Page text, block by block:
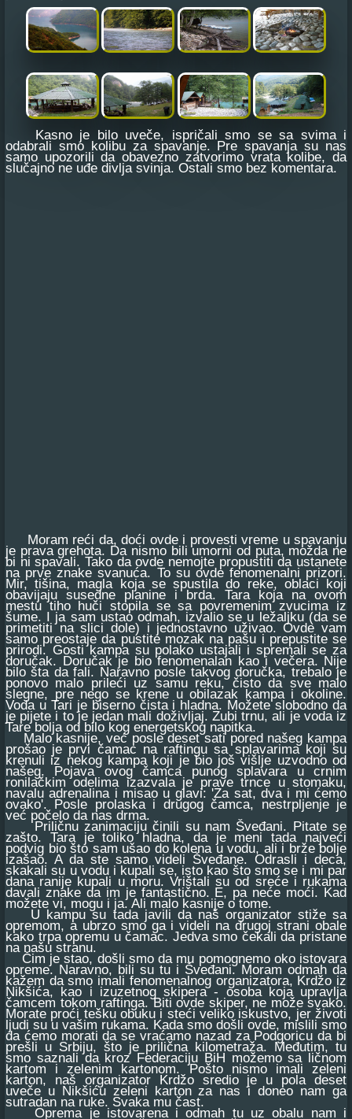
Kasno je bilo uveče, ispričali smo se sa svima i
odabrali smo kolibu za spavanje. Pre spavanja su nas
samo upozorili da obavezno zatvorimo vrata kolibe, da
slučajno ne uđe divlja svinja. Ostali smo bez komentara.
Moram reći da, doći ovde i provesti vreme u spavanju
je prava grehota. Da nismo bili umorni od puta, možda ne
bi ni spavali. Tako da ovde nemojte propustiti da ustanete
na prve znake svanuća. To su ovde fenomenalni prizori.
Mir, tišina, magla koja se spustila do reke, oblaci koji
obavijaju susedne planine i brda. Tara koja na ovom
mestu tiho huči stopila se sa povremenim zvucima iz
šume. I ja sam ustao odmah, izvalio se u ležaljku (da se
primetiti na slici dole) i jednostavno uživao. Ovde vam
samo preostaje da pustite mozak na pašu i prepustite se
prirodi. Gosti kampa su polako ustajali i spremali se za
doručak. Doručak je bio fenomenalan kao i večera. Nije
bilo šta da fali. Naravno posle takvog doručka, trebalo je
ponovo malo prileći uz samu reku, čisto da sve malo
slegne, pre nego se krene u obilazak kampa i okoline.
Voda u Tari je biserno čista i hladna. Možete slobodno da
je pijete i to je jedan mali doživljaj. Zubi trnu, ali je voda iz
Tare bolja od bilo kog energetskog napitka.
Malo kasnije, već posle deset sati pored našeg kampa
prošao je prvi čamac na raftingu sa splavarima koji su
krenuli iz nekog kampa koji je bio još višlje uzvodno od
našeg. Pojava ovog čamca punog splavara u crnim
ronilačkim odelima izazvala je prave trnce u stomaku,
navalu adrenalina i misao u glavi: 'Za sat, dva i mi ćemo
ovako'. Posle prolaska i drugog čamca, nestrpljenje je
već počelo da nas drma.
Priličnu zanimaciju činili su nam Šveđani. Pitate se
zašto. Tara je toliko hladna, da je meni tada najveći
podvig bio što sam ušao do kolena u vodu, ali i brže bolje
izašao. A da ste samo videli Šveđane. Odrasli i deca,
skakali su u vodu i kupali se, isto kao što smo se i mi par
dana ranije kupali u moru. Vrištali su od sreće i rukama
davali znake da im je fantastično. E, pa neće moći. Kad
možete vi, mogu i ja. Ali malo kasnije o tome.
U kampu su tada javili da naš organizator stiže sa
opremom, a ubrzo smo ga i videli na drugoj strani obale
kako trpa opremu u čamac. Jedva smo čekali da pristane
na našu stranu.
Čim je stao, došli smo da mu pomognemo oko istovara
opreme. Naravno, bili su tu i Šveđani. Moram odmah da
kažem da smo imali fenomenalnog organizatora, Krdžo iz
Nikšića, kao i izuzetnog skipera - osoba koja upravlja
čamcem tokom raftinga. Biti ovde skiper, ne može svako.
Morate proći tešku obuku i steći veliko iskustvo, jer životi
ljudi su u vašim rukama. Kada smo došli ovde, mislili smo
da ćemo morati da se vraćamo nazad za Podgoricu da bi
prešli u Srbiju, što je prilična kilometraža. Međutim, tu
smo saznali da kroz Federaciju BiH možemo sa ličnom
kartom i zelenim kartonom. Pošto nismo imali zeleni
karton, naš organizator Krdžo sredio je u pola deset
uveče u Nikšiću zeleni karton za nas i doneo nam ga
sutradan na ruke. Svaka mu čast.
Oprema je istovarena i odmah tu uz obalu nam i